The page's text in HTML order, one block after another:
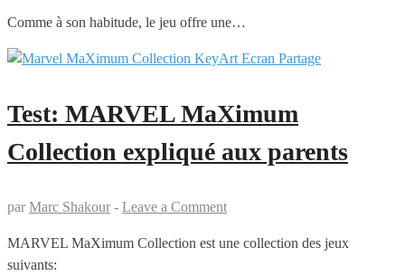
Comme à son habitude, le jeu offre une…
Test: MARVEL MaXimum
Collection expliqué aux parents
par Marc Shakour - Leave a Comment
MARVEL MaXimum Collection est une collection des jeux
suivants: